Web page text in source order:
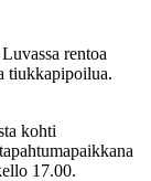
rentoa
tiukkapipoilua.
kohti
17.00.